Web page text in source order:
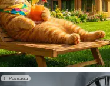
Реклама